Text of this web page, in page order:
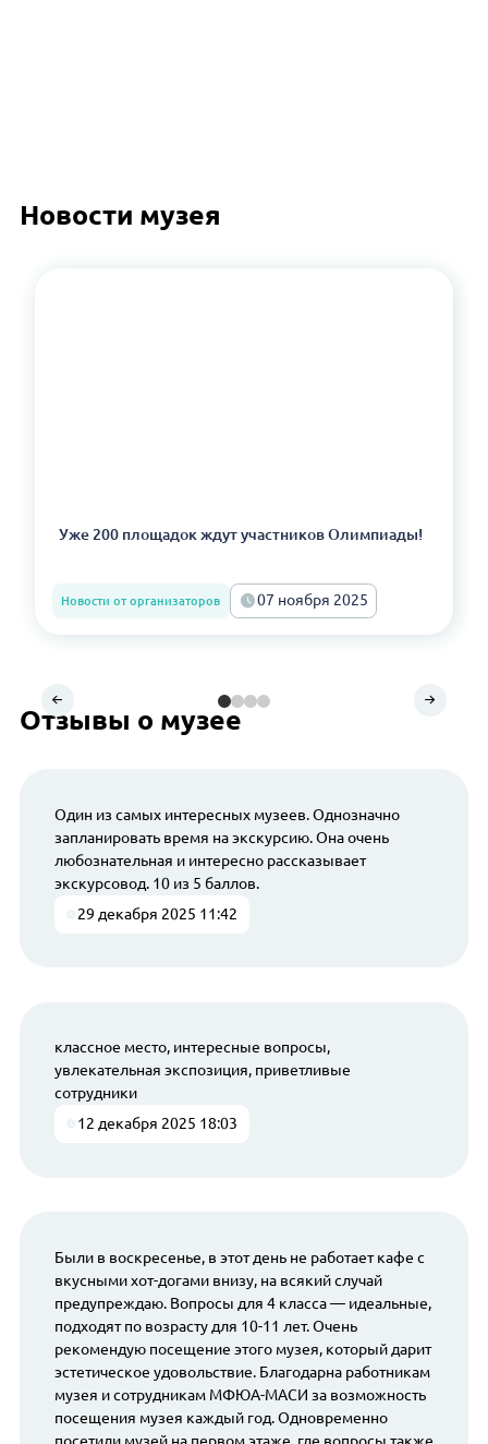
Новости музея
Уже 200 площадок ждут участников Олимпиады!
Новости от организаторов 07 ноября 2025
Отзывы о музее
Один из самых интересных музеев. Однозначно
запланировать время на экскурсию. Она очень
любознательная и интересно рассказывает
экскурсовод. 10 из 5 баллов.
29 декабря 2025 11:42
классное место, интересные вопросы,
увлекательная экспозиция, приветливые
сотрудники
12 декабря 2025 18:03
Были в воскресенье, в этот день не работает кафе с
вкусными хот-догами внизу, на всякий случай
предупреждаю. Вопросы для 4 класса — идеальные,
подходят по возрасту для 10-11 лет. Очень
рекомендую посещение этого музея, который дарит
эстетическое удовольствие. Благодарна работникам
музея и сотрудникам МФЮА-МАСИ за возможность
посещения музея каждый год. Одновременно
посетили музей на первом этаже, где вопросы также